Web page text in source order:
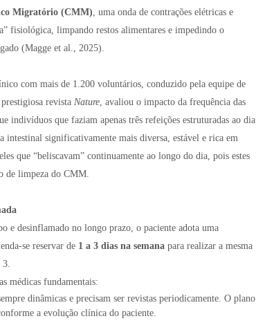
Migratório (CMM) , uma onda de contrações elétricas e
fisiológica, limpando restos alimentares e impedindo o
(Magge et al., 2025).
com mais de 1.200 voluntários, conduzido pela equipe de
revista Nature , avaliou o impacto da frequência das
indivíduos que faziam apenas três refeições estruturadas ao dia
intestinal significativamente mais diversa, estável e rica em
que “beliscavam” continuamente ao longo do dia, pois estes
de limpeza do CMM.
e desinflamado no longo prazo, o paciente adota uma
se reservar de 1 a 3 dias na semana para realizar a mesma
médicas fundamentais:
dinâmicas e precisam ser revistas periodicamente. O plano
a evolução clínica do paciente.